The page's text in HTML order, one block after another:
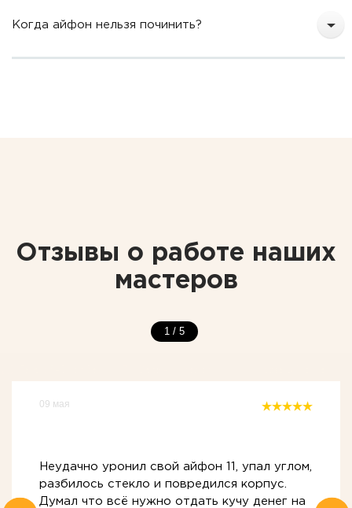
Когда айфон нельзя починить?
Отзывы о работе наших
мастеров
1/ 5
09 мая
Неудачно уронил свой айфон 11, упал углом,
разбилось стекло и повредился корпус.
Думал что всё нужно отдать кучу денег на